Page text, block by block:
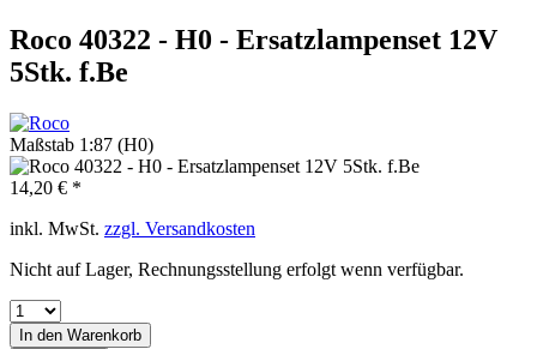
Roco 40322 - H0 - Ersatzlampenset 12V
5Stk. f.Be
Maßstab 1:87 (H0)
14,20 € *
inkl. MwSt. zzgl. Versandkosten
Nicht auf Lager, Rechnungsstellung erfolgt wenn verfügbar.
In den Warenkorb